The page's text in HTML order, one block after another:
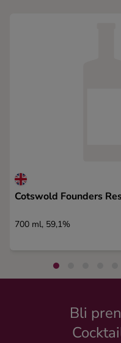
Cotswold Founders
700 ml, 59,1%
Bli